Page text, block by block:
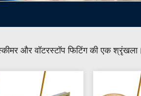
और वॉटरस्टॉप फिटिंग की एक श्रृंखला।